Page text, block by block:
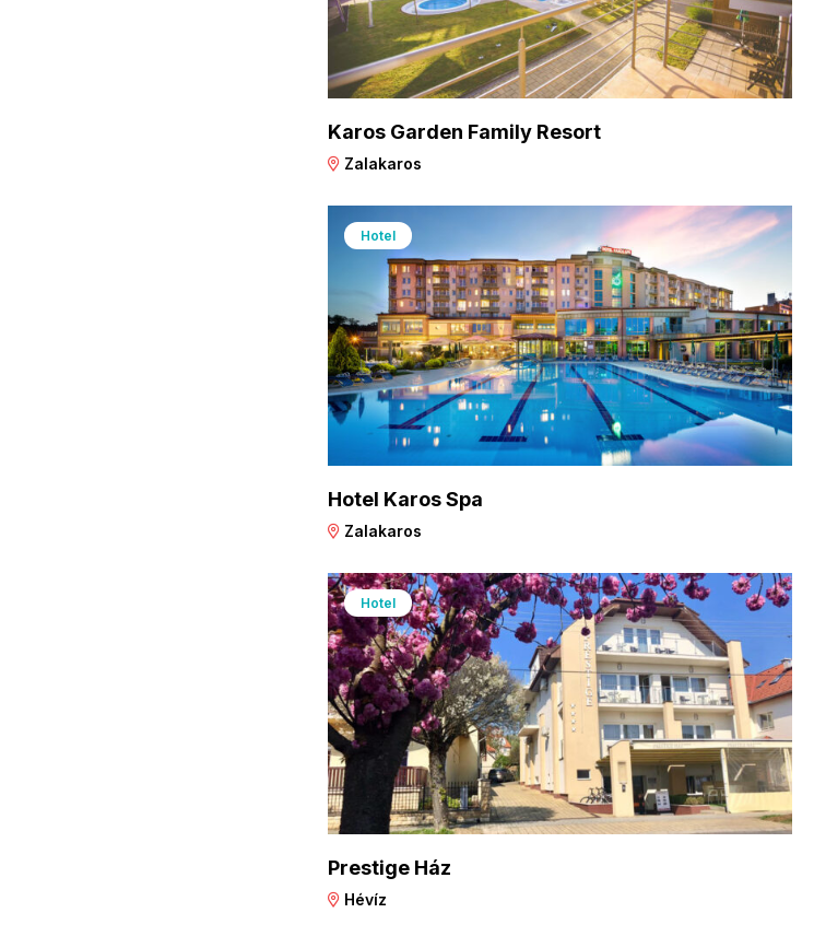
Karos Garden Family Resort
Zalakaros
Hotel
Hotel Karos Spa
Zalakaros
Hotel
Prestige Ház
Hévíz